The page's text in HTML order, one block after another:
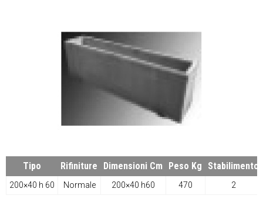
Tipo Rifiniture Dimensioni Cm Peso Kg Stabilimento
200×40 h 60 Normale 200×40 h60 470 2